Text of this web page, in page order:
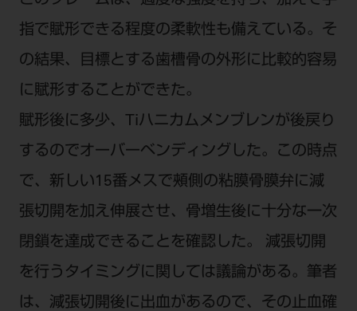
指で賦形できる程度の柔軟性も備えている。そ
の結果、目標とする歯槽骨の外形に比較的容易
に賦形することができた。
賦形後に多少、Tiハニカムメンブレンが後戻り
するのでオーバーベンディングした。この時点
で、新しい15番メスで頰側の粘膜骨膜弁に減
張切開を加え伸展させ、骨増生後に十分な一次
閉鎖を達成できることを確認した。 減張切開
を行うタイミングに関しては議論がある。筆者
は、減張切開後に出血があるので、その止血確